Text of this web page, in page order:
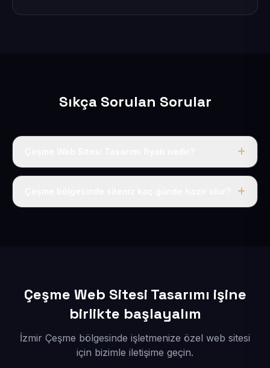
Sıkça Sorulan Sorular
Tek fiyat uygulanır: yıllık 50 USD + KDV. Bu bedele alan
Çeşme Web Sitesi Tasarımı işine
birlikte başlayalım
İzmir Çeşme bölgesinde işletmenize özel web sitesi
için bizimle iletişime geçin.